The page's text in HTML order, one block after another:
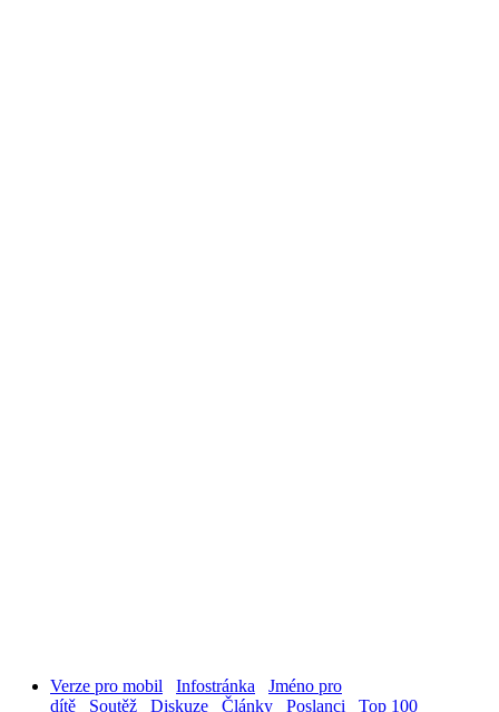
Verze pro mobil Infostránka
Jméno pro
dítě
Soutěž Diskuze Články Poslanci
Top 100